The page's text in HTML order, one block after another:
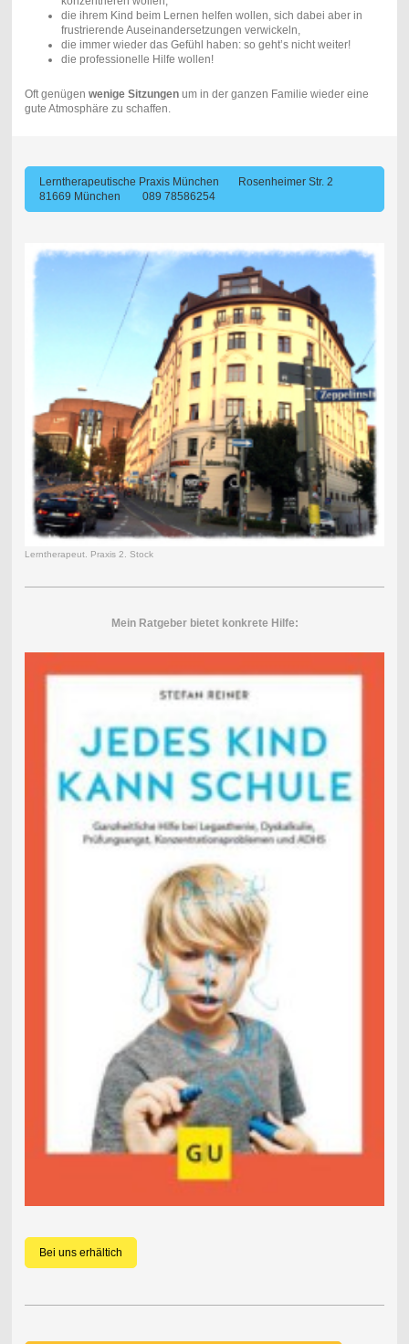
die ihrem Kind beim Lernen helfen wollen, sich dabei aber in
frustrierende Auseinandersetzungen verwickeln,
die immer wieder das Gefühl haben: so geht’s nicht weiter!
die professionelle Hilfe wollen!
Oft genügen wenige Sitzungenum in der ganzen Familie wieder eine
gute Atmosphäre zu schaffen.
Lerntherapeutische Praxis München Rosenheimer Str. 2
81669 München 089 78586254
Lerntherapeut. Praxis 2. Stock
Mein Ratgeber bietet konkrete Hilfe:
Bei uns erhältich